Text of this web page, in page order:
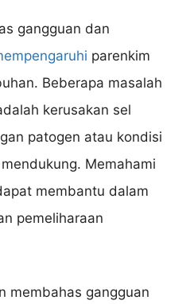
gangguan dan
parenkim
Beberapa masalah
kerusakan sel
patogen atau kondisi
Memahami
membantu dalam
pemeliharaan
membahas gangguan